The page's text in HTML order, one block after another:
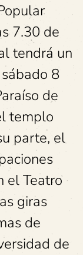
7.30 de
tendrá un
8
de
templo
parte, el
el Teatro
giras
de
de